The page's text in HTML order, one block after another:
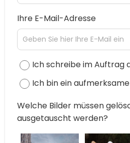
Ihre E-Mail-Adresse
Ich schreibe im Auftrag
Ich bin ein
Welche Bilder müssen
ausgetauscht werden?